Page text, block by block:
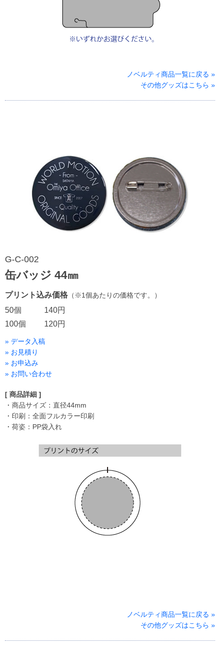
ノベルティ商品一覧に戻る »
その他グッズはこちら »
G-C-002
缶バッジ 44㎜
プリント込み価格 （※1個あたりの価格です。）
50個
100個
140円
120円
» データ入稿
» お見積り
» お申込み
» お問い合わせ
[ 商品詳細 ]
・商品サイズ：直径44mm
・印刷：全面フルカラー印刷
・荷姿：PP袋入れ
ノベルティ商品一覧に戻る »
その他グッズはこちら »